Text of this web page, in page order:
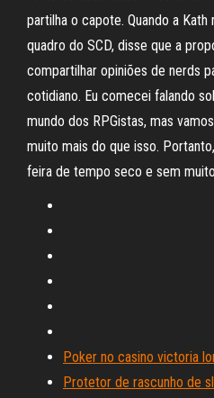
partilha o capote. Quando a
quadro do SCD, disse que a
compartilhar opiniões de nerds
cotidiano. Eu comecei falando
mundo dos RPGistas, mas
muito mais do que isso.
feira de tempo seco e sem
Poker no casino victoria
Protetor de rascunho de